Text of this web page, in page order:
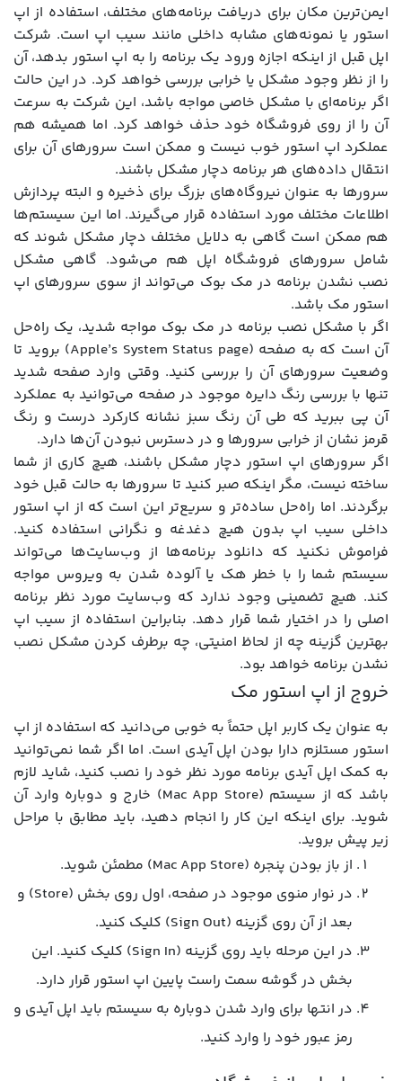
ایمن‌ترین مکان برای دریافت برنامه‌های مختلف، استفاده از اپ
استور یا نمونه‌های مشابه داخلی مانند سیب اپ است. شرکت
اپل قبل از اینکه اجازه ورود یک برنامه را به اپ استور بدهد، آن
را از نظر وجود مشکل یا خرابی بررسی خواهد کرد. در این حالت
اگر برنامه‌ای با مشکل خاصی مواجه باشد، این شرکت به سرعت
آن را از روی فروشگاه خود حذف خواهد کرد. اما همیشه هم
عملکرد اپ استور خوب نیست و ممکن است سرورهای آن برای
انتقال داده‌های هر برنامه دچار مشکل باشند.
سرورها به عنوان نیروگاه‌های بزرگ برای ذخیره و البته پردازش
اطلاعات مختلف مورد استفاده قرار می‌گیرند. اما این سیستم‌ها
هم ممکن است گاهی به دلایل مختلف دچار مشکل شوند که
شامل سرورهای فروشگاه اپل هم می‌شود. گاهی مشکل
نصب نشدن برنامه در مک بوک می‌تواند از سوی سرورهای اپ
استور مک باشد.
اگر با مشکل نصب برنامه در مک بوک مواجه شدید، یک راه‌حل
آن است که به صفحه (Apple’s System Status page) بروید تا
وضعیت سرورهای آن را بررسی کنید. وقتی وارد صفحه شدید
تنها با بررسی رنگ دایره‌ موجود در صفحه می‌توانید به عملکرد
آن پی ببرید که طی آن رنگ سبز نشانه کارکرد درست و رنگ
قرمز نشان از خرابی سرورها و در دسترس نبودن آن‌ها دارد.
اگر سرورهای اپ استور دچار مشکل باشند، هیچ کاری از شما
ساخته نیست، مگر اینکه صبر کنید تا سرورها به حالت قبل خود
برگردند. اما راه‌حل ساده‌تر و سریع‌تر این است که از اپ استور
داخلی سیب اپ بدون هیچ دغدغه و نگرانی استفاده کنید.
فراموش نکنید که دانلود برنامه‌ها از وب‌سایت‌ها می‌تواند
سیستم شما را با خطر هک یا آلوده شدن به ویروس مواجه
کند. هیچ تضمینی وجود ندارد که وب‌سایت مورد نظر برنامه
اصلی را در اختیار شما قرار دهد. بنابراین استفاده از سیب اپ
بهترین گزینه چه از لحاظ امنیتی، چه برطرف کردن مشکل نصب
نشدن برنامه خواهد بود.
خروج از اپ استور مک
به عنوان یک کاربر اپل حتماً به خوبی می‌دانید که استفاده از اپ
استور مستلزم دارا بودن اپل آیدی است. اما اگر شما نمی‌توانید
به کمک اپل آیدی برنامه مورد نظر خود را نصب کنید، شاید لازم
باشد که از سیستم (Mac App Store) خارج و دوباره وارد آن
شوید. برای اینکه این کار را انجام دهید، باید مطابق با مراحل
زیر پیش بروید.
از باز بودن پنجره (Mac App Store) مطمئن شوید.
در نوار منوی موجود در صفحه، اول روی بخش (Store) و
بعد از آن روی گزینه (Sign Out) کلیک کنید.
در این مرحله باید روی گزینه (Sign In) کلیک کنید. این
بخش در گوشه سمت راست پایین اپ استور قرار دارد.
در انتها برای وارد شدن دوباره به سیستم باید اپل آیدی و
رمز عبور خود را وارد کنید.